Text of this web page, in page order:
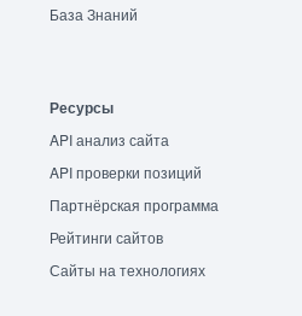
База Знаний
Ресурсы
API анализ сайта
API проверки позиций
Партнёрская программа
Рейтинги сайтов
Сайты на технологиях